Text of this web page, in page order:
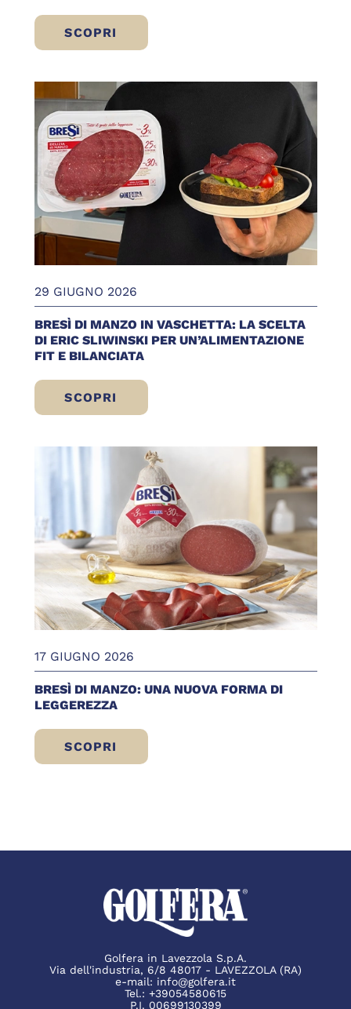
SCOPRI
COSA MANGIARE IN SPIAGGIA: IDEE
29 GIUGNO 2026
BRESÌ DI MANZO IN VASCHETTA: LA SCELTA
DI ERIC SLIWINSKI PER UN’ALIMENTAZIONE
FIT E BILANCIATA
SCOPRI
BRESÌ DI MANZO IN VASCHETTA: LA
17 GIUGNO 2026
BRESÌ DI MANZO: UNA NUOVA FORMA DI
LEGGEREZZA
SCOPRI
BRESÌ DI MANZO: UNA NUOVA FORMA DI
Golfera in Lavezzola S.p.A.
Via dell'industria, 6/8 48017 - LAVEZZOLA (RA)
e-mail: info@golfera.it
Tel.: +39054580615
P.I. 00699130399